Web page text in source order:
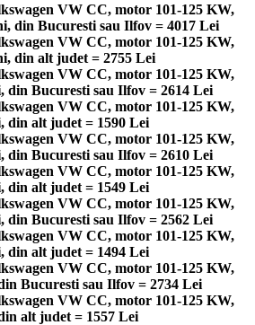
VW CC, motor 101-125 KW,
din Bucuresti sau Ilfov = 4017 Lei
VW CC, motor 101-125 KW,
din alt judet = 2755 Lei
VW CC, motor 101-125 KW,
din Bucuresti sau Ilfov = 2614 Lei
VW CC, motor 101-125 KW,
din alt judet = 1590 Lei
VW CC, motor 101-125 KW,
din Bucuresti sau Ilfov = 2610 Lei
VW CC, motor 101-125 KW,
din alt judet = 1549 Lei
VW CC, motor 101-125 KW,
din Bucuresti sau Ilfov = 2562 Lei
VW CC, motor 101-125 KW,
din alt judet = 1494 Lei
VW CC, motor 101-125 KW,
Bucuresti sau Ilfov = 2734 Lei
VW CC, motor 101-125 KW,
alt judet = 1557 Lei